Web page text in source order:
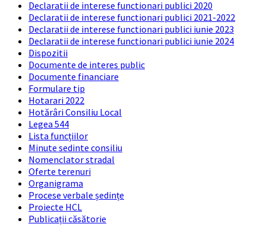
Declaratii de interese functionari publici 2020
Declaratii de interese functionari publici 2021-2022
Declaratii de interese functionari publici iunie 2023
Declaratii de interese functionari publici iunie 2024
Dispozitii
Documente de interes public
Documente financiare
Formulare tip
Hotarari 2022
Hotărâri Consiliu Local
Legea 544
Lista funcțiilor
Minute sedinte consiliu
Nomenclator stradal
Oferte terenuri
Organigrama
Procese verbale ședințe
Proiecte HCL
Publicații căsătorie